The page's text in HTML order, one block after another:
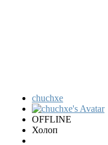
chuchxe
OFFLINE
Холоп